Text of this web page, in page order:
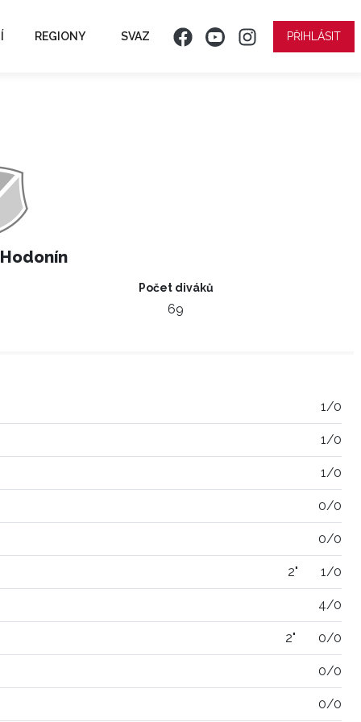
REGIONY SVAZ PŘIHLÁSIT
Počet diváků
69
1/0
1/0
1/0
0/0
0/0
2" 1/0
4/0
2" 0/0
0/0
0/0